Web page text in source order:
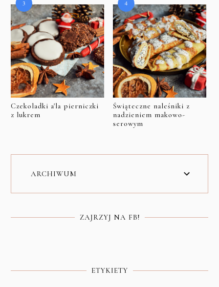
Czekoladki a'la pierniczki
z lukrem
Świąteczne naleśniki z
nadzieniem makowo-
serowym
ARCHIWUM
ZAJRZYJ NA FB!
ETYKIETY